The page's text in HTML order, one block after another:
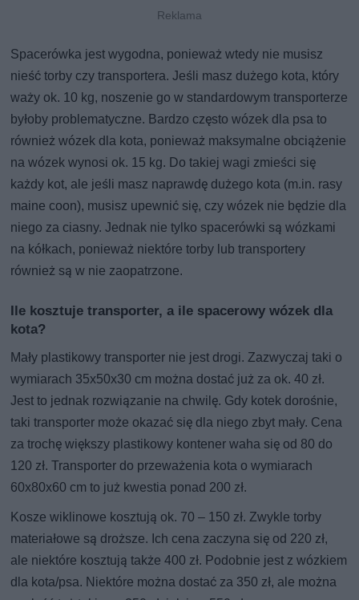
Spacerówka jest wygodna, ponieważ wtedy nie musisz
nieść torby czy transportera. Jeśli masz dużego kota, który
waży ok. 10 kg, noszenie go w standardowym transporterze
byłoby problematyczne. Bardzo często wózek dla psa to
również wózek dla kota, ponieważ maksymalne obciążenie
na wózek wynosi ok. 15 kg. Do takiej wagi zmieści się
każdy kot, ale jeśli masz naprawdę dużego kota (m.in. rasy
maine coon), musisz upewnić się, czy wózek nie będzie dla
niego za ciasny. Jednak nie tylko spacerówki są wózkami
na kółkach, ponieważ niektóre torby lub transportery
również są w nie zaopatrzone.
Ile kosztuje transporter, a ile spacerowy wózek dla
kota?
Mały plastikowy transporter nie jest drogi. Zazwyczaj taki o
wymiarach 35x50x30 cm można dostać już za ok. 40 zł.
Jest to jednak rozwiązanie na chwilę. Gdy kotek dorośnie,
taki transporter może okazać się dla niego zbyt mały. Cena
za trochę większy plastikowy kontener waha się od 80 do
120 zł. Transporter do przeważenia kota o wymiarach
60x80x60 cm to już kwestia ponad 200 zł.
Kosze wiklinowe kosztują ok. 70 – 150 zł. Zwykle torby
materiałowe są droższe. Ich cena zaczyna się od 220 zł,
ale niektóre kosztują także 400 zł. Podobnie jest z wózkiem
dla kota/psa. Niektóre można dostać za 350 zł, ale można